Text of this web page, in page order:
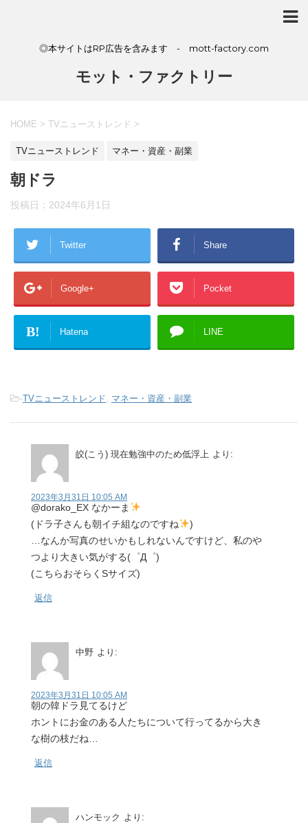
◎本サイトはRP広告を含みます - mott-factory.com
モット・ファクトリー
HOME > TVニューストレンド >
TVニューストレンド マネー・資産・副業
朝ドラ
投稿日： 2024年6月1日
Twitter Share
Google+ Pocket
B! Hatena LINE
-TVニューストレンド, マネー・資産・副業
皎(こう) 現在勉強中のため低浮上 より:
2023年3月31日 10:05 AM
@dorako_EX なかーま
(ドラ子さんも朝イチ組なのですね
)
…なんか写真のせいかもしれないんですけど、私のや
つより大きい気がする(゜Д゜)
(こちらおそらくSサイズ)
返信
中野 より:
2023年3月31日 10:05 AM
朝の韓ドラ見てるけど
ホントにお金のある人たちについて行ってるから大き
な樹の枝だね…
返信
ハンモック より: